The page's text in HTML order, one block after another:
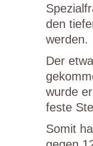
den
werden.
Der
wurde
feste
Somit